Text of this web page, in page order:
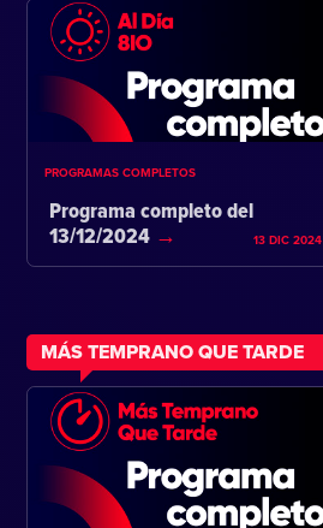
PROGRAMAS COMPLETOS
Programa completo del
13/12/2024
13 DIC 2024
MÁS TEMPRANO QUE TARDE